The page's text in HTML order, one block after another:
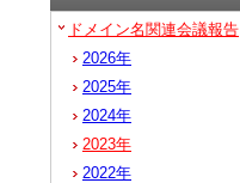
ドメイン名関連会議報告
2026年
2025年
2024年
2023年
2022年